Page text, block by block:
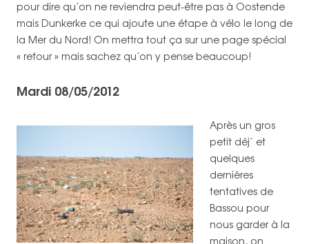
pour dire qu’on ne reviendra peut-être pas à Oostende
mais Dunkerke ce qui ajoute une étape à vélo le long de
la Mer du Nord! On mettra tout ça sur une page spécial
« retour » mais sachez qu’on y pense beaucoup!
Mardi 08/05/2012
Après un gros
petit déj’ et
quelques
dernières
tentatives de
Bassou pour
nous garder à la
maison, on